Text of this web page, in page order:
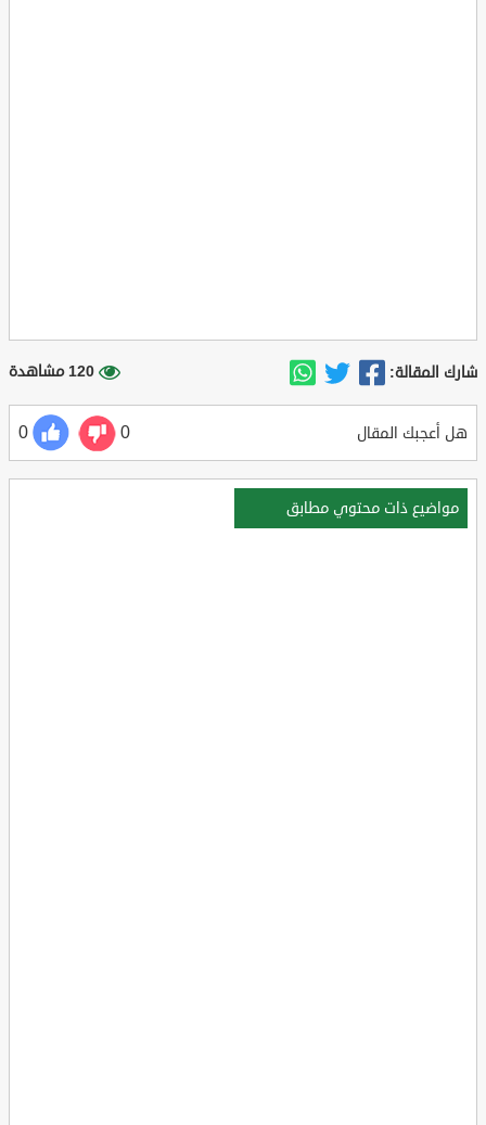
شارك المقالة: 120 مشاهدة
هل أعجبك المقال 0
0
مواضيع ذات محتوي مطابق